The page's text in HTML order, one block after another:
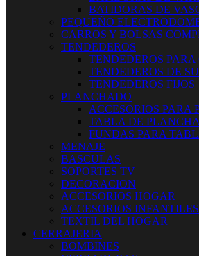
BATIDORAS DE
PEQUEÑO
CARROS Y BOLSAS
TENDEDEROS
TENDEDEROS PARA
TENDEDEROS DE
TENDEDEROS FIJOS
PLANCHADO
ACCESORIOS PARA
TABLA DE
FUNDAS PARA
MENAJE
BASCULAS
SOPORTES TV
DECORACION
ACCESORIOS HOGAR
ACCESORIOS INFANTILES
TEXTIL DEL HOGAR
CERRAJERIA
BOMBINES